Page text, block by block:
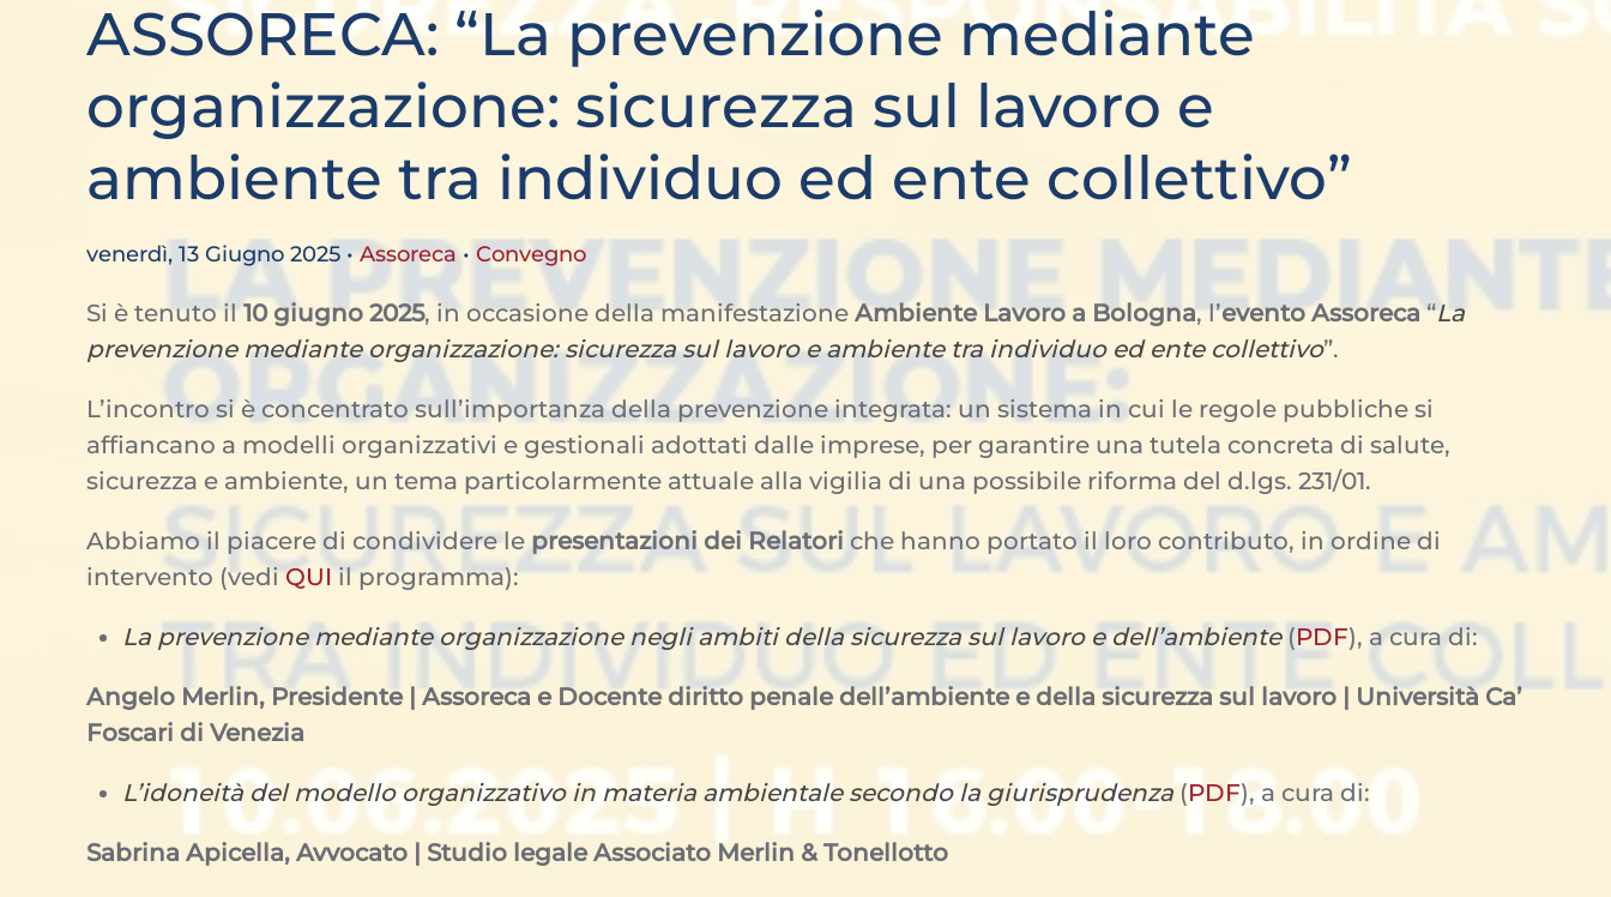
ASSORECA: “La prevenzione mediante
organizzazione: sicurezza sul lavoro e
ambiente tra individuo ed ente collettivo”
venerdì, 13 Giugno 2025 •Assoreca• Convegno
Si è tenuto il10 giugno 2025, in occasione della manifestazione Ambiente Lavoro a Bologna, l’evento Assoreca“La
prevenzione mediante organizzazione: sicurezza sul lavoro e ambiente tra individuo ed ente collettivo”.
L’incontro si è concentrato sull’importanza della prevenzione integrata: un sistema in cui le regole pubbliche si
affiancano a modelli organizzativi e gestionali adottati dalle imprese, per garantire una tutela concreta di salute,
sicurezza e ambiente, un tema particolarmente attuale alla vigilia di una possibile riforma del d.lgs. 231/01.
Abbiamo il piacere di condividere lepresentazioni dei Relatori che hanno portato il loro contributo, in ordine di
intervento (vediQUIil programma):
La prevenzione mediante organizzazione negli ambiti della sicurezza sul lavoro e dell’ambiente (PDF), a cura di:
Angelo Merlin, Presidente | Assoreca e Docente diritto penale dell’ambiente e della sicurezza sul lavoro | Università Ca’
Foscari di Venezia
L’idoneità del modello organizzativo in materia ambientale secondo la giurisprudenza (PDF), a cura di:
Sabrina Apicella, Avvocato | Studio legale Associato Merlin & Tonellotto